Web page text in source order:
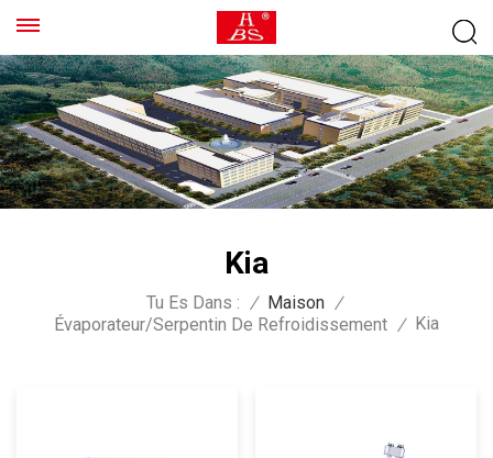
Kia
Tu Es Dans : / Maison /
Évaporateur/serpentin De Refroidissement / Kia